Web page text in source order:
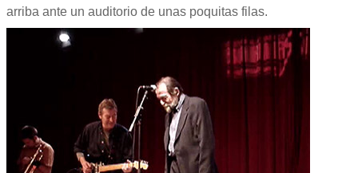
arriba ante un auditorio de unas poquitas filas.